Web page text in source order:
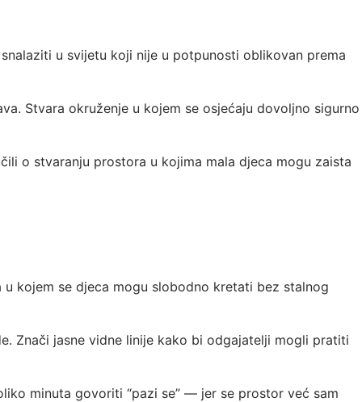
u svijetu koji nije u potpunosti oblikovan prema
Stvara okruženje u kojem se osjećaju dovoljno sigurno
o stvaranju prostora u kojima mala djeca mogu zaista
kojem se djeca mogu slobodno kretati bez stalnog
Znači jasne vidne linije kako bi odgajatelji mogli pratiti
minuta govoriti “pazi se” — jer se prostor već sam